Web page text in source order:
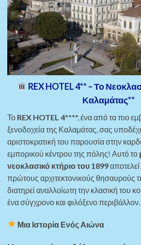
REX HOTEL 4** – Το
Καλαμάτας**
Το REX HOTEL 4****, ένα από τα πιο
ξενοδοχεία της Καλαμάτας, σας
αριστοκρατική του παρουσία στην
εμπορικού κέντρου της πόλης! Αυτό το
νεοκλασικό κτήριο του 1899
πρώτους αρχιτεκτονικούς θησαυρούς
διατηρεί αναλλοίωτη την κλασική του
ένα σύγχρονο και φιλόξενο περιβάλλον.
Μια Ιστορία Ενός Αιώνα